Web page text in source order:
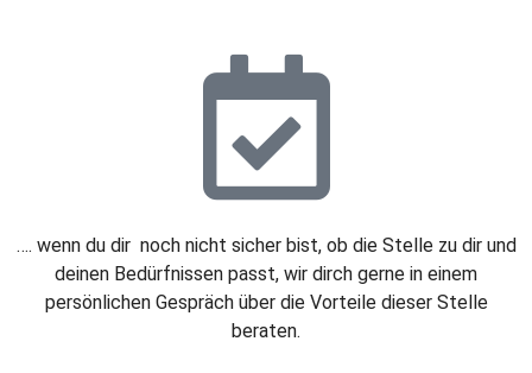
…. wenn du dir noch nicht sicher bist, ob die Stelle zu dir und
deinen Bedürfnissen passt, wir dirch gerne in einem
persönlichen Gespräch über die Vorteile dieser Stelle
beraten.